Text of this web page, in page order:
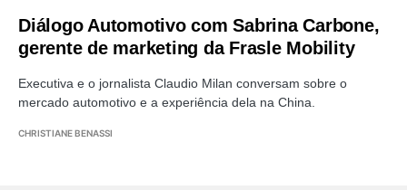
Diálogo Automotivo com Sabrina Carbone,
gerente de marketing da Frasle Mobility
Executiva e o jornalista Claudio Milan conversam sobre o
mercado automotivo e a experiência dela na China.
CHRISTIANE BENASSI